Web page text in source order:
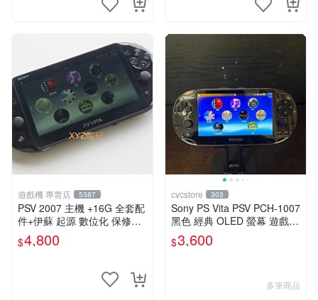
遊戲機 專賣店 5387
PSV 2007 主機 +16G 全套配
件+伊蘇 起源 數位化 保修一
年 品質有保障
$4,800
cycstore 303
Sony PS Vita PSV PCH-1007
黑色 經典 OLED 螢幕 遊戲掌
機 附充電線 經典收藏 掌上型
遊戲機
$3,600
多筆商品